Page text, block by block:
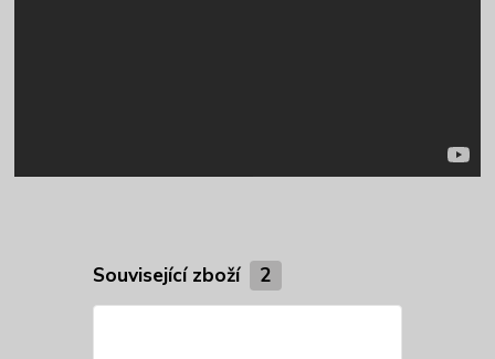
Související zboží 2